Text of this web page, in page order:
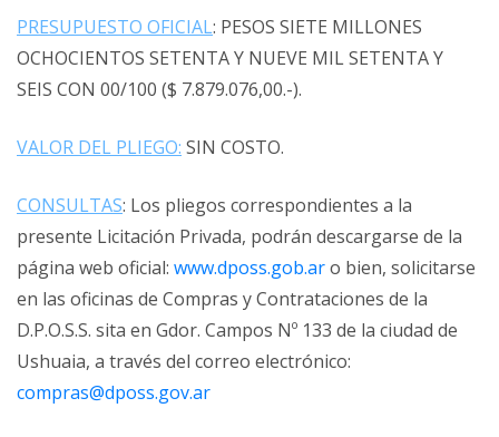
PRESUPUESTO OFICIAL: PESOS SIETE MILLONES
OCHOCIENTOS SETENTA Y NUEVE MIL SETENTA Y
SEIS CON 00/100 ($ 7.879.076,00.-).
VALOR DEL PLIEGO: SIN COSTO.
CONSULTAS: Los pliegos correspondientes a la
presente Licitación Privada, podrán descargarse de la
página web oficial: www.dposs.gob.aro bien, solicitarse
en las oficinas de Compras y Contrataciones de la
D.P.O.S.S. sita en Gdor. Campos Nº 133 de la ciudad de
Ushuaia, a través del correo electrónico:
compras@dposs.gov.ar